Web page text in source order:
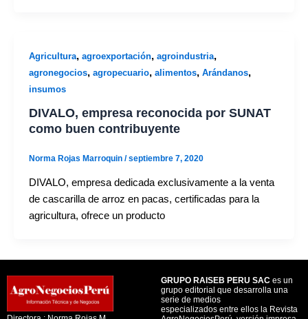
Agricultura, agroexportación, agroindustria,
agronegocios, agropecuario, alimentos, Arándanos,
insumos
DIVALO, empresa reconocida por SUNAT
como buen contribuyente
Norma Rojas Marroquin /septiembre 7, 2020
DIVALO, empresa dedicada exclusivamente a la venta
de cascarilla de arroz en pacas, certificadas para la
agricultura, ofrece un producto
GRUPO RAISEB PERU SAC es un
grupo editorial que desarrolla una
serie de medios
especializados entre ellos la Revista